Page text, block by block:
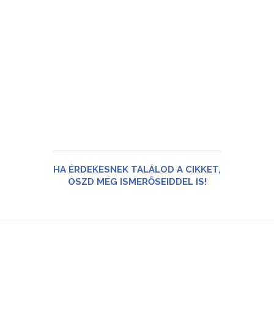
HA ÉRDEKESNEK TALÁLOD A CIKKET,
OSZD MEG ISMERŐSEIDDEL IS!